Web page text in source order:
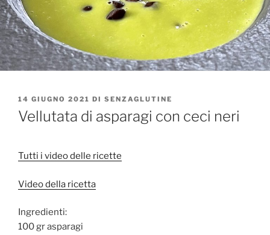
PUBBLICATO
IL
14 GIUGNO 2021 DI SENZAGLUTINE
Vellutata di asparagi con ceci neri
Tutti i video delle ricette
Video della ricetta
Ingredienti:
100 gr asparagi